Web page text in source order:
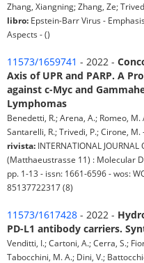
Zhang, Xiangning; Zhang, Ze;
libro: Epstein-Barr Virus -
Aspects - ()
11573/1659741 - 2022 -
Axis of UPR and PARP. A
against c-Myc and
Lymphomas
Benedetti, R.; Arena, A.; Romeo,
Santarelli, R.; Trivedi, P.; Cirone,
rivista: INTERNATIONAL JOURNAL
(Matthaeustrasse 11) : Molecular
pp. 1-13 - issn: 1661-6596 - wos:
85137722317 (8)
11573/1617428 - 2022 -
PD-L1 antibody carriers.
Venditti, I.; Cartoni, A.; Cerra, S.;
Tabocchini, M. A.; Dini, V.;